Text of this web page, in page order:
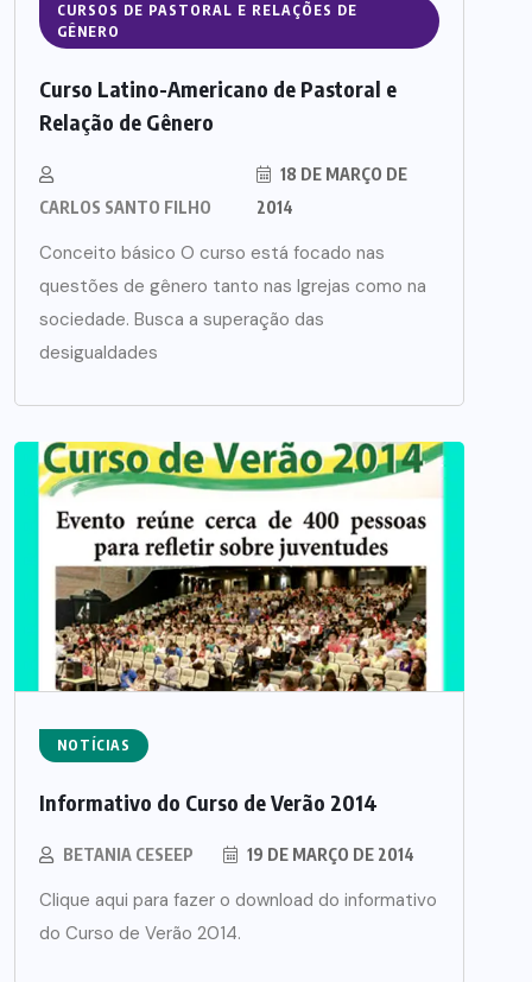
CURSOS DE PASTORAL E RELAÇÕES DE
GÊNERO
Curso Latino-Americano de Pastoral e
Relação de Gênero
CARLOS SANTO FILHO
18 DE MARÇO DE
2014
Conceito básico O curso está focado nas
questões de gênero tanto nas Igrejas como na
sociedade. Busca a superação das
desigualdades
NOTÍCIAS
Informativo do Curso de Verão 2014
BETANIA CESEEP 19 DE MARÇO DE 2014
Clique aqui para fazer o download do informativo
do Curso de Verão 2014.